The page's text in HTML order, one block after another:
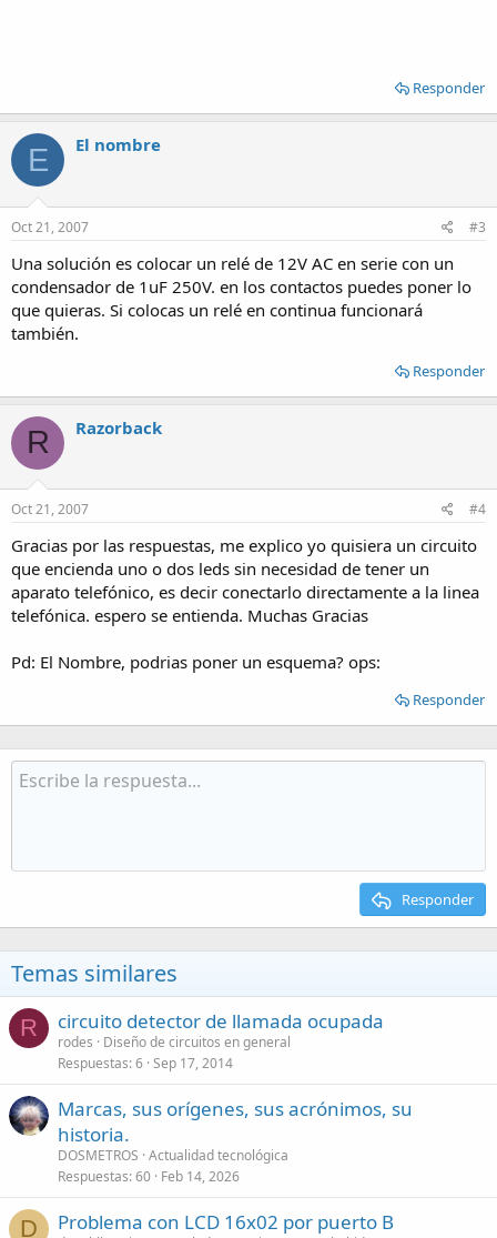
Responder
E El nombre
Oct 21, 2007 #3
Una solución es colocar un relé de 12V AC en serie con un
condensador de 1uF 250V. en los contactos puedes poner lo
que quieras. Si colocas un relé en continua funcionará
también.
Responder
R Razorback
Oct 21, 2007 #4
Gracias por las respuestas, me explico yo quisiera un circuito
que encienda uno o dos leds sin necesidad de tener un
aparato telefónico, es decir conectarlo directamente a la linea
telefónica. espero se entienda. Muchas Gracias
Pd: El Nombre, podrias poner un esquema? ops:
Responder
Responder
Temas similares
R circuito detector de llamada ocupada
rodes
Diseño de circuitos en general
Respuestas 6 Sep 17, 2014
Marcas, sus orígenes, sus acrónimos, su
historia.
DOSMETROS Actualidad tecnológica
Respuestas 60 Feb 14, 2026
D Problema con LCD 16x02 por puerto B